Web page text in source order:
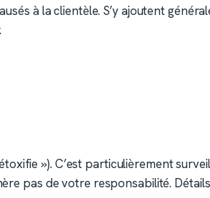
à la clientèle. S’y ajoutent
»). C’est particulièrement
pas de votre responsabilité.